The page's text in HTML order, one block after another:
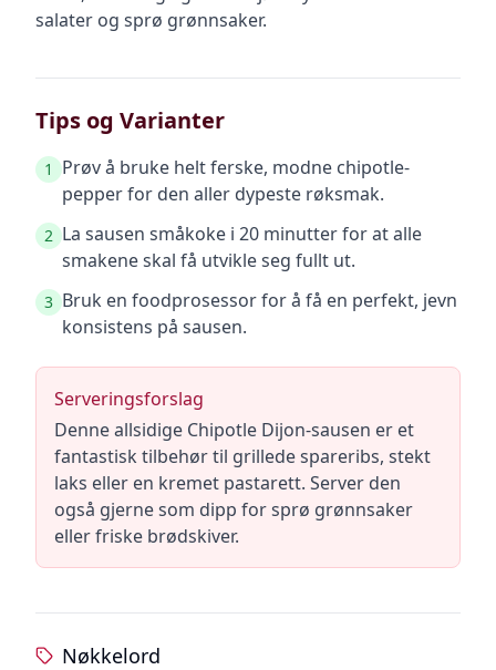
salater og sprø grønnsaker.
Tips og Varianter
1
Prøv å bruke helt ferske, modne chipotle-
pepper for den aller dypeste røksmak.
2 La sausen småkoke i 20 minutter for at alle
smakene skal få utvikle seg fullt ut.
3 Bruk en foodprosessor for å få en perfekt, jevn
konsistens på sausen.
Serveringsforslag
Denne allsidige Chipotle Dijon-sausen er et
fantastisk tilbehør til grillede spareribs, stekt
laks eller en kremet pastarett. Server den
også gjerne som dipp for sprø grønnsaker
eller friske brødskiver.
Nøkkelord